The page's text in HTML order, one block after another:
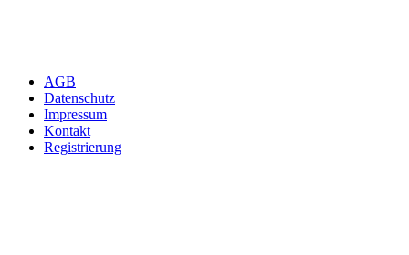
AGB
Datenschutz
Impressum
Kontakt
Registrierung